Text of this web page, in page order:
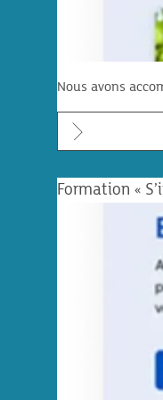
Nous avons
Formation «